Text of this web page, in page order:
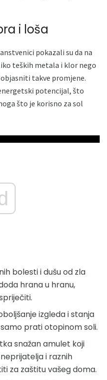
i loša
pokazali su da na
teških metala i klor nego
takve promjene.
potencijal, što
što je korisno za sol
bolesti i dušu od zla
hrana u hranu,
izgleda i stanja
prati otopinom soli.
snažan amulet koji
i raznih
za zaštitu vašeg doma.